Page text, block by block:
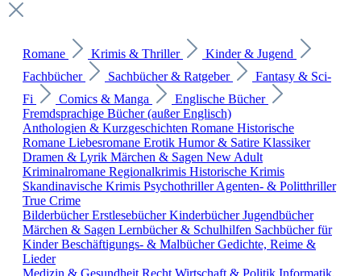
Romane Krimis & Thriller
Kinder & Jugend
Fachbücher
Sachbücher & Ratgeber
Fantasy & Sci-
Fi
Comics & Manga
Englische Bücher
Fremdsprachige Bücher (außer Englisch)
Anthologien & Kurzgeschichten Romane Historische
Romane Liebesromane Erotik Humor & Satire Klassiker
Dramen & Lyrik Märchen & Sagen New Adult
Kriminalromane Regionalkrimis Historische Krimis
Skandinavische Krimis PsychothrillerAgenten- & Politthriller
True Crime
BilderbücherErstlesebücherKinderbücherJugendbücher
Märchen & Sagen Lernbücher & Schulhilfen Sachbücher für
KinderBeschäftigungs- & MalbücherGedichte, Reime &
Lieder
Medizin & Gesundheit Recht Wirtschaft & Politik Informatik,